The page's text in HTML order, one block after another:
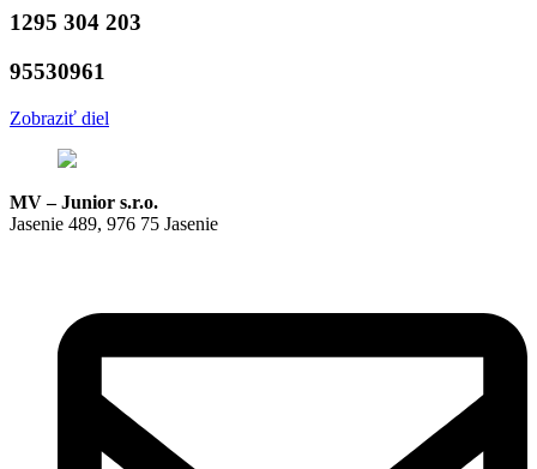
1295 304 203
95530961
Zobraziť diel
MV – Junior s.r.o.
Jasenie 489, 976 75 Jasenie